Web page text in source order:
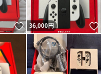
いいね！
36,000円